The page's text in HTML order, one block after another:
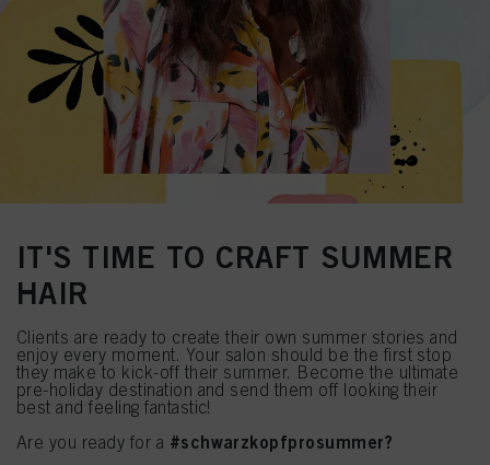
IT'S TIME TO CRAFT SUMMER
HAIR
Clients are ready to create their own summer stories and
enjoy every moment. Your salon should be the first stop
they make to kick-off their summer. Become the ultimate
pre-holiday destination and send them off looking their
best and feeling fantastic!
Are you ready for a #schwarzkopfprosummer?